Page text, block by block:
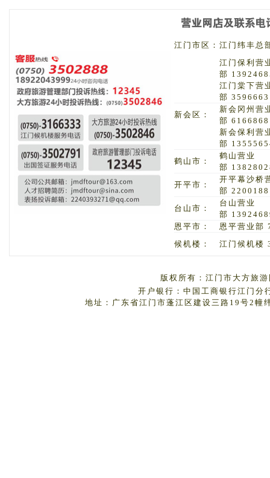
江门市区： 江门纬丰总
江门保利营
部
江门棠下营
部 3596663
新会区：
新会冈州营
部 6166868
新会保利营
部
鹤山市：
鹤山营业
部
开平市：
开平幕沙桥
部 2200188
台山市：
台山营业
部
恩平市：
恩平营业部
候机楼：
江门候机楼
版权所有：江门市大方旅
开户银行：中国工商银行江门
地址：广东省江门市蓬江区建设三路19号2